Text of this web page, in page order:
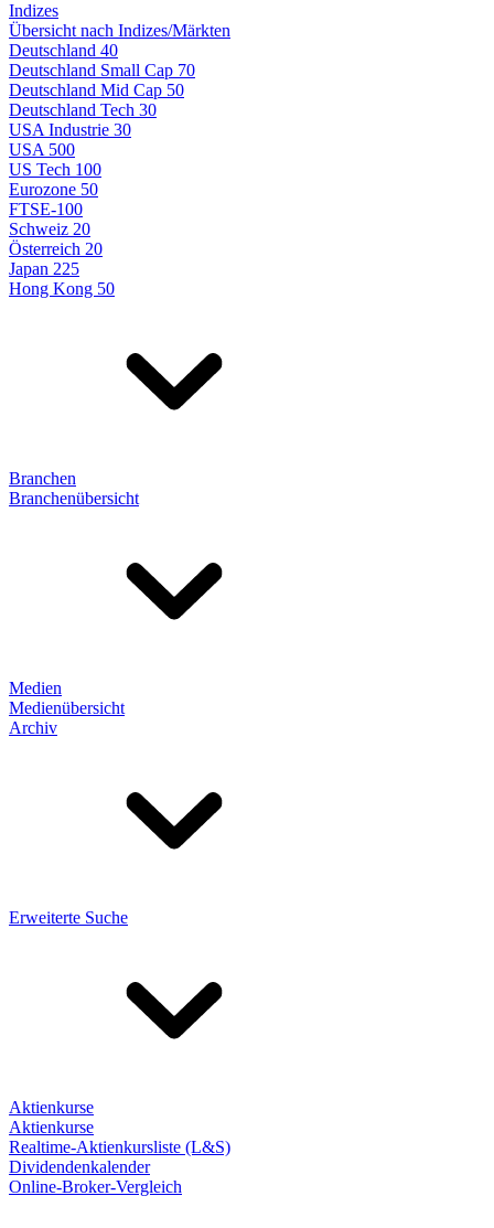
Indizes
Übersicht nach Indizes/Märkten
Deutschland 40
Deutschland Small Cap 70
Deutschland Mid Cap 50
Deutschland Tech 30
USA Industrie 30
USA 500
US Tech 100
Eurozone 50
FTSE-100
Schweiz 20
Österreich 20
Japan 225
Hong Kong 50
Branchen
Branchenübersicht
Medien
Medienübersicht
Archiv
Erweiterte Suche
Aktienkurse
Aktienkurse
Realtime-Aktienkursliste (L&S)
Dividendenkalender
Online-Broker-Vergleich